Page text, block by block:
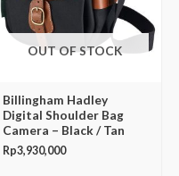
OUT OF STOCK
Billingham Hadley
Digital Shoulder Bag
Camera – Black / Tan
Rp3,930,000